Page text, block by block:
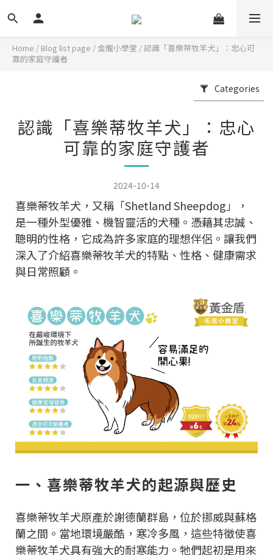
Home / Blog list page /金寵小學堂 /認識「喜樂蒂牧羊犬」：忠心可
靠的家庭守護者
Categories
認識「喜樂蒂牧羊犬」：忠心
可靠的家庭守護者
2024-10-14
喜樂蒂牧羊犬，又稱「Shetland Sheepdog」，
是一種外型優雅、機智靈活的犬種。憑藉其忠誠、
聰明的性格，它成為許多家庭的理想伴侶。讓我們
深入了介紹喜樂蒂牧羊犬的特點、性格、健康需求
與日常照顧。
一、喜樂蒂牧羊犬的起源與歷史
喜樂蒂牧羊犬原產於謝德蘭群島，位於挪威與蘇格
蘭之間。當地環境嚴酷，寒冷多風，這些特徵使喜
樂蒂牧羊犬具有強大的耐寒能力。牠們起初是用來